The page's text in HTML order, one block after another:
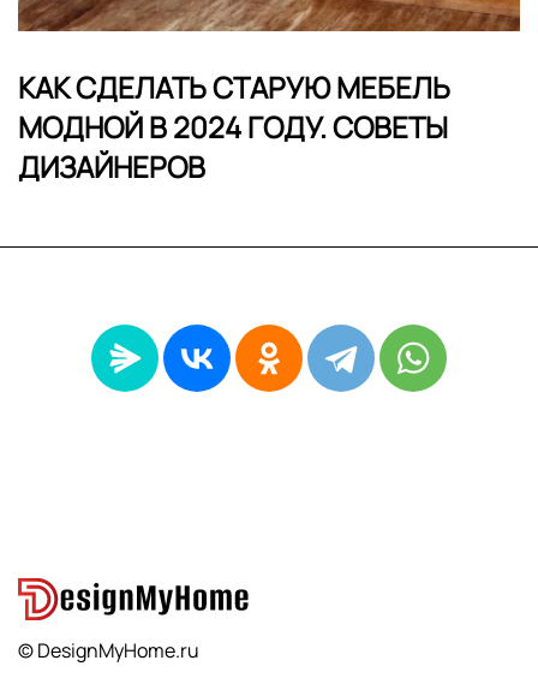
КАК СДЕЛАТЬ СТАРУЮ МЕБЕЛЬ
МОДНОЙ В 2024 ГОДУ. СОВЕТЫ
ДИЗАЙНЕРОВ
© DesignMyHome.ru